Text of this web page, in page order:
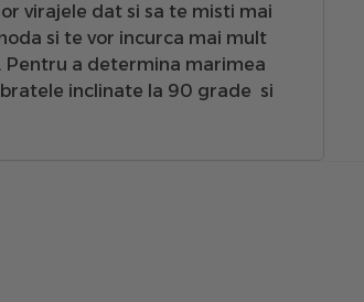
virajele dat si sa te misti mai
si te vor incurca mai mult
Pentru a determina marimea
inclinate la 90 grade si